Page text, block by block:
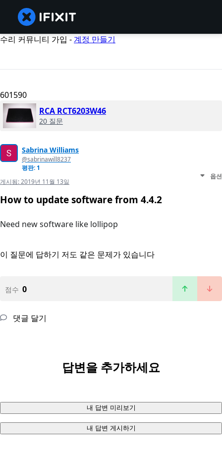
수리 커뮤니티 가입 -계정 만들기
601590
RCA RCT6203W46
20 질문
Sabrina Williams
@sabrinawill8237
평판: 1
게시됨:2019년 11월 13일
옵션
How to update software from 4.4.2
Need new software like lollipop
이 질문에 답하기 저도 같은 문제가 있습니다
점수 0
댓글 달기
답변을 추가하세요
내 답변 미리보기
내 답변 게시하기